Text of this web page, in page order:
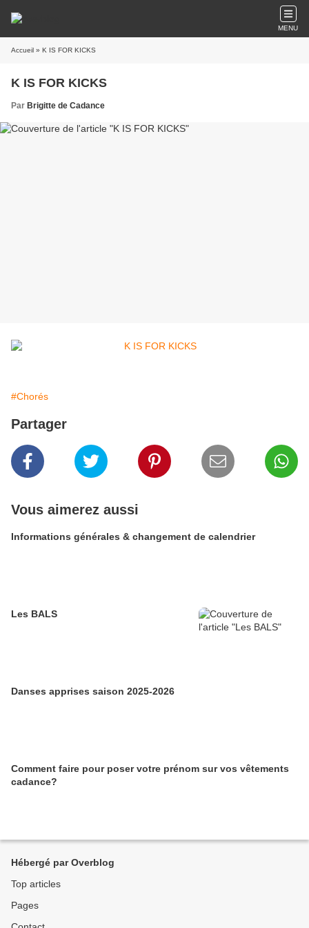
MENU
Accueil » K IS FOR KICKS
K IS FOR KICKS
Par Brigitte de Cadance
#Chorés
Partager
Vous aimerez aussi
Informations générales & changement de calendrier
Les BALS
Danses apprises saison 2025-2026
Comment faire pour poser votre prénom sur vos vêtements
cadance?
Hébergé par Overblog
Top articles
Pages